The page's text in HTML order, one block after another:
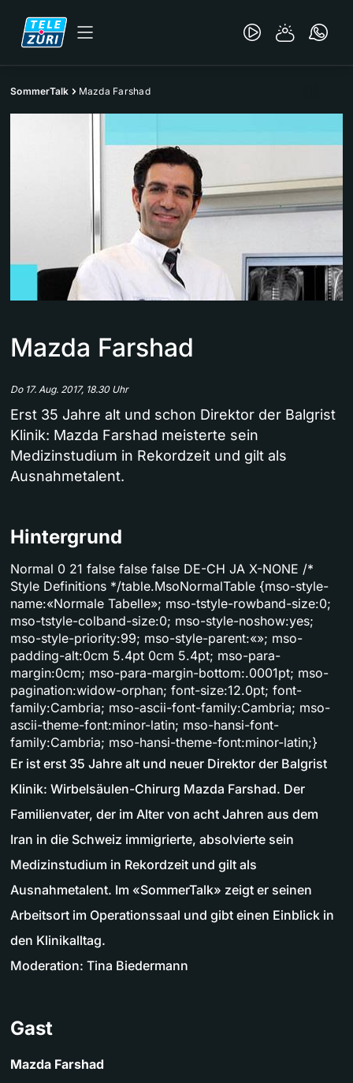
SommerTalk Mazda Farshad
Mazda Farshad
Do 17. Aug. 2017, 18.30 Uhr
Erst 35 Jahre alt und schon Direktor der Balgrist
Klinik: Mazda Farshad meisterte sein
Medizinstudium in Rekordzeit und gilt als
Ausnahmetalent.
Hintergrund
Normal 0 21 false false false DE-CH JA X-NONE /*
Style Definitions */table.MsoNormalTable {mso-style-
name:«Normale Tabelle»; mso-tstyle-rowband-size:0;
mso-tstyle-colband-size:0; mso-style-noshow:yes;
mso-style-priority:99; mso-style-parent:«»; mso-
padding-alt:0cm 5.4pt 0cm 5.4pt; mso-para-
margin:0cm; mso-para-margin-bottom:.0001pt; mso-
pagination:widow-orphan; font-size:12.0pt; font-
family:Cambria; mso-ascii-font-family:Cambria; mso-
ascii-theme-font:minor-latin; mso-hansi-font-
family:Cambria; mso-hansi-theme-font:minor-latin;}
Er ist erst 35 Jahre alt und neuer Direktor der Balgrist
Klinik: Wirbelsäulen-Chirurg Mazda Farshad. Der
Familienvater, der im Alter von acht Jahren aus dem
Iran in die Schweiz immigrierte, absolvierte sein
Medizinstudium in Rekordzeit und gilt als
Ausnahmetalent. Im «SommerTalk» zeigt er seinen
Arbeitsort im Operationssaal und gibt einen Einblick in
den Klinikalltag.
Moderation: Tina Biedermann
Gast
Mazda Farshad